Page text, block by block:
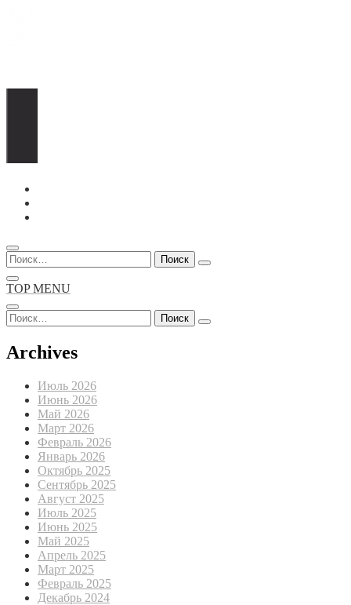
Перейти
содержимому
Найти:
TOP MENU
Найти:
Archives
Июль 2026
Июнь 2026
Май 2026
Март 2026
Февраль 2026
Январь 2026
Октябрь 2025
Сентябрь 2025
Август 2025
Июль 2025
Июнь 2025
Май 2025
Апрель 2025
Март 2025
Февраль 2025
Декабрь 2024